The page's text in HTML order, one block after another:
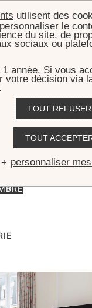
SUPÉRIEURE
Chambre Supérieure
de Paris dans les
utilisent des
le
du site, de
sociaux ou
année. Si vous
votre décision via
TOUT REFUSER
TOUT
personnaliser